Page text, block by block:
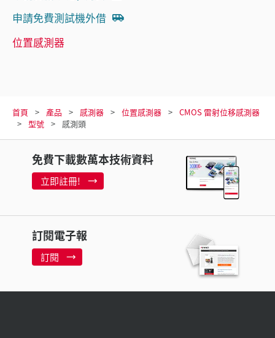
申請免費測試機外借
位置感測器
首頁 產品 感測器 位置感測器
CMOS 雷射位移感測器
型號
感測頭
免費下載數萬本技術資料
立即註冊!
訂閱電子報
訂閱